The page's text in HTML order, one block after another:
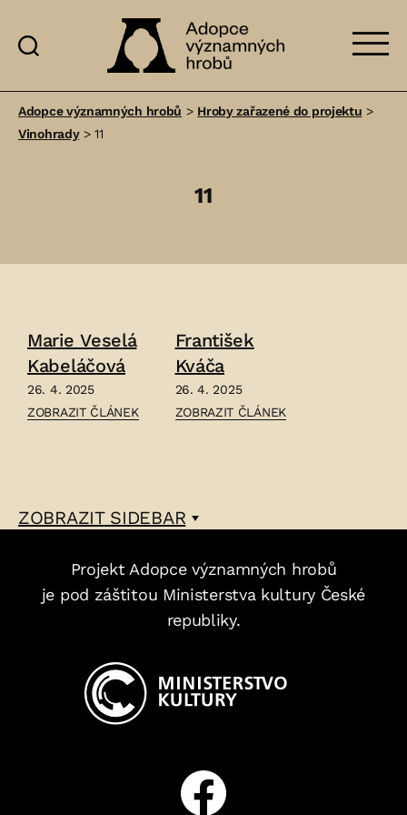
významných
Adopce významných hrobů > Hroby zařazené do projektu >
Vinohrady>11
11
Marie Veselá
Kabeláčová
26. 4. 2025
ČLÁNEK:
ZOBRAZIT ČLÁNEK
František
Kváča
26. 4. 2025
ČLÁNEK:
ZOBRAZIT ČLÁNEK
ZOBRAZITSIDEBAR
Projekt Adopce významných hrobů
je pod záštitou Ministerstva kultury České
republiky.
Facebook